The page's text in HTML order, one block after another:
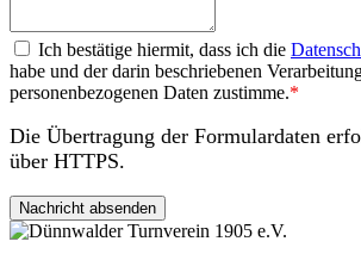
Datenschutzerklärung
Ich bestätige hiermit, dass ich die
habe und der darin beschriebenen
personenbezogenen Daten zustimme.*
Die Übertragung der Formulardaten
über HTTPS.